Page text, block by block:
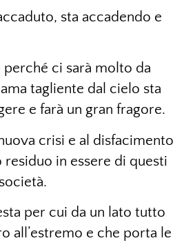
sta accadendo e
perché ci sarà molto da
tagliente dal cielo sta
e farà un gran fragore.
crisi e al disfacimento
in essere di questi
per cui da un lato tutto
all’estremo e che porta le